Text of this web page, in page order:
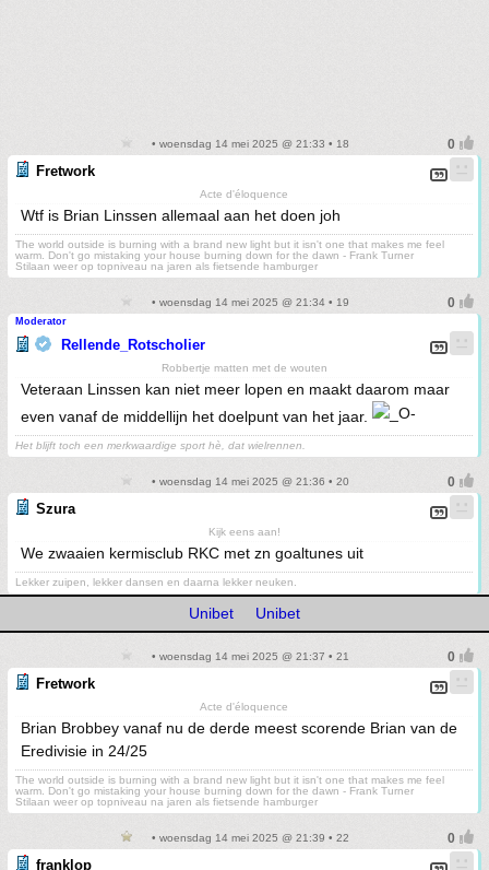
• woensdag 14 mei 2025 @ 21:33 • 18
Fretwork
Acte d'éloquence
Wtf is Brian Linssen allemaal aan het doen joh
The world outside is burning with a brand new light but it isn't one that makes me feel
warm. Don't go mistaking your house burning down for the dawn - Frank Turner
Stilaan weer op topniveau na jaren als fietsende hamburger
• woensdag 14 mei 2025 @ 21:34 • 19
Moderator
Rellende_Rotscholier
Robbertje matten met de wouten
Veteraan Linssen kan niet meer lopen en maakt daarom maar
even vanaf de middellijn het doelpunt van het jaar.
Het blijft toch een merkwaardige sport hè, dat wielrennen.
• woensdag 14 mei 2025 @ 21:36 • 20
Szura
Kijk eens aan!
We zwaaien kermisclub RKC met zn goaltunes uit
Lekker zuipen, lekker dansen en daarna lekker neuken.
Unibet Unibet
• woensdag 14 mei 2025 @ 21:37 • 21
Fretwork
Acte d'éloquence
Brian Brobbey vanaf nu de derde meest scorende Brian van de
Eredivisie in 24/25
The world outside is burning with a brand new light but it isn't one that makes me feel
warm. Don't go mistaking your house burning down for the dawn - Frank Turner
Stilaan weer op topniveau na jaren als fietsende hamburger
• woensdag 14 mei 2025 @ 21:39 • 22
franklop